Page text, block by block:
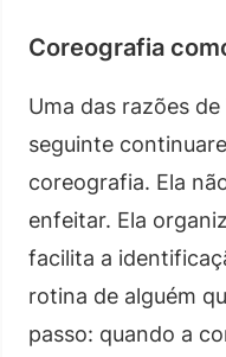
Coreografia
Uma das razões
seguinte
coreografia. Ela
enfeitar. Ela
facilita a
rotina de alguém
passo: quando a